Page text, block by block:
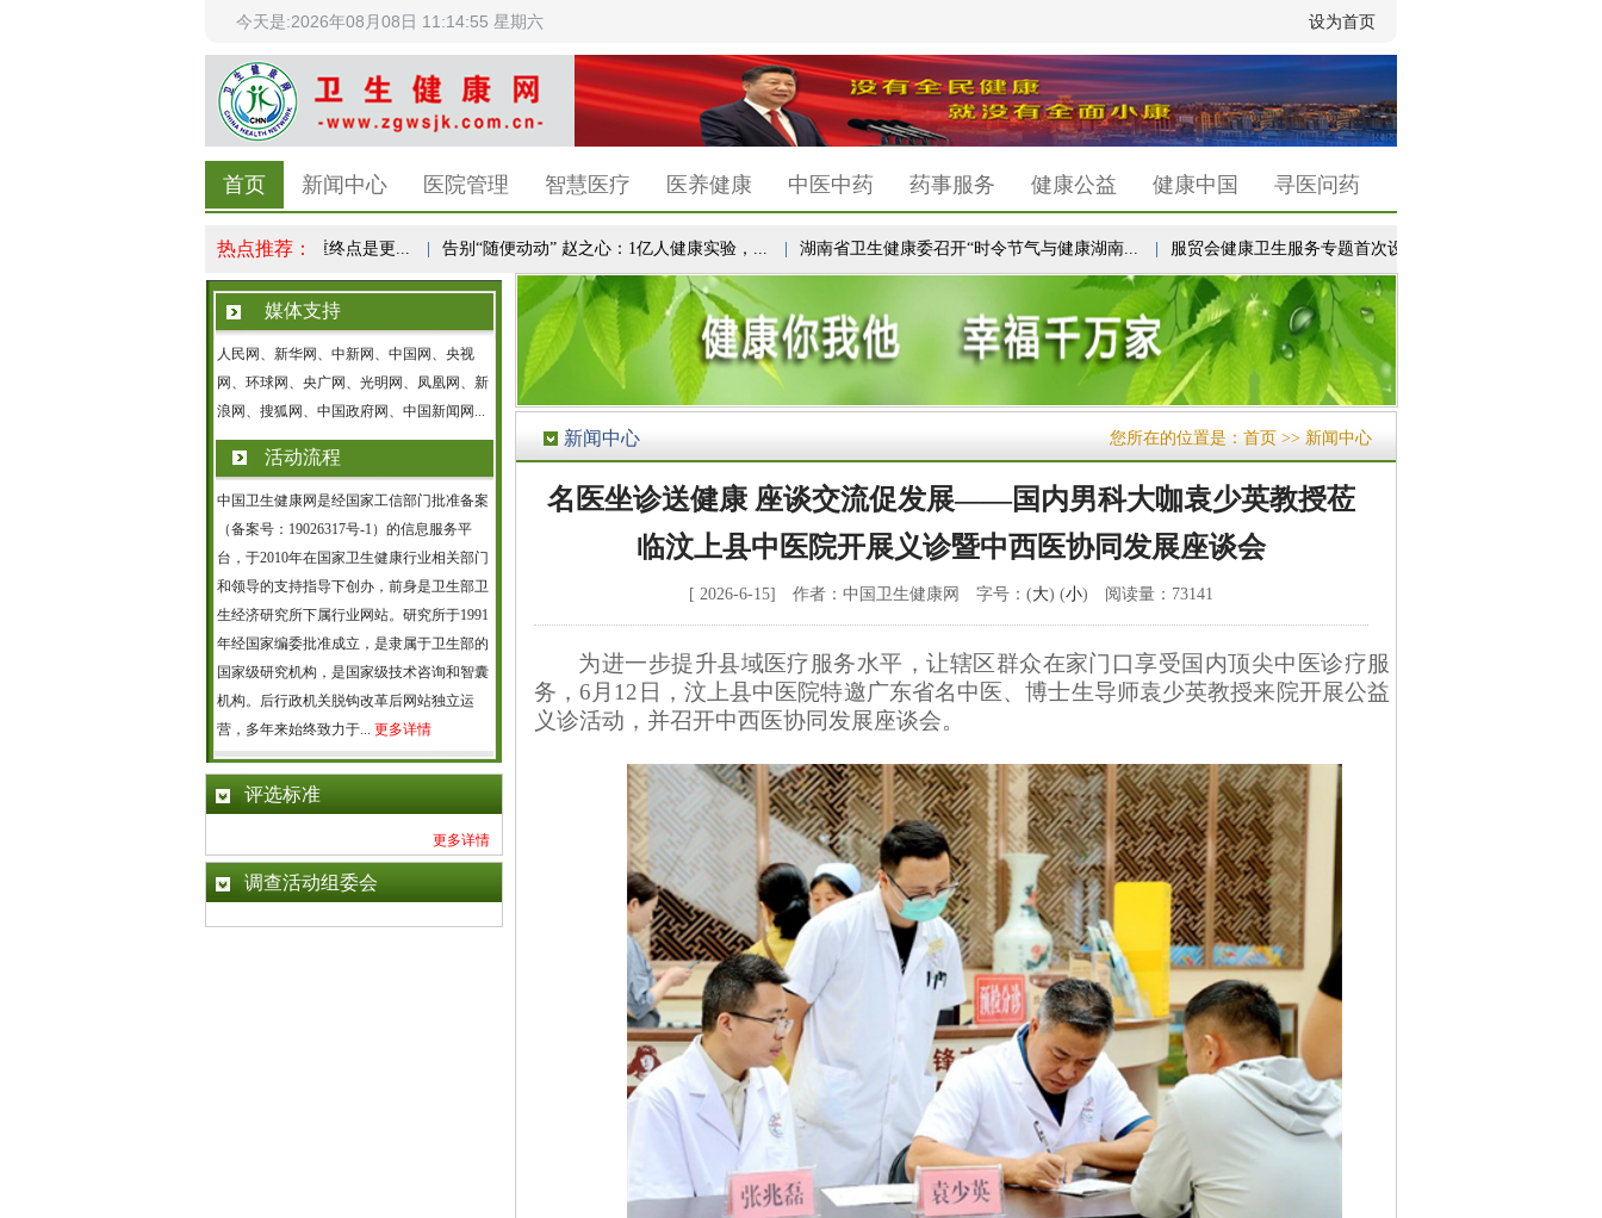
今天是:2026年08月08日 11:14:56 星期六 设为首页
首页 新闻中心 医院管理 智慧医疗 医养健康 中医中药 药事服务 健康公益 健康中国 寻医问药
热点推荐：
科学体重管理成全民健康共识，减重终点是更... | 告别“随便动动” 赵之心：1亿人健康实验，... 湖南省卫生健康委召开“时令节气与健康湖南... | 服贸会健康卫生服务专题首次设立“未来医疗...
媒体支持
人民网、新华网、中新网、中国网、央视
网、环球网、央广网、光明网、凤凰网、新
浪网、搜狐网、中国政府网、中国新闻网...
活动流程
中国卫生健康网是经国家工信部门批准备案
（备案号：19026317号-1）的信息服务平
台，于2010年在国家卫生健康行业相关部门
和领导的支持指导下创办，前身是卫生部卫
生经济研究所下属行业网站。研究所于1991
年经国家编委批准成立，是隶属于卫生部的
国家级研究机构，是国家级技术咨询和智囊
机构。后行政机关脱钩改革后网站独立运
营，多年来始终致力于... 更多详情
评选标准
更多详情
调查活动组委会
新闻中心 您所在的位置是： 首页 >> 新闻中心
名医坐诊送健康 座谈交流促发展——国内男科大咖袁少英教授莅
临汶上县中医院开展义诊暨中西医协同发展座谈会
[ 2026-6-15] 作者：中国卫生健康网 字号：(大) (小) 阅读量：73141
为进一步提升县域医疗服务水平，让辖区群众在家门口享受国内顶尖中医诊疗服
务，6月12日，汶上县中医院特邀广东省名中医、博士生导师袁少英教授来院开展公益
义诊活动，并召开中西医协同发展座谈会。